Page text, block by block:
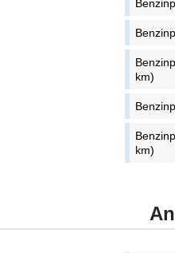
km)
km)